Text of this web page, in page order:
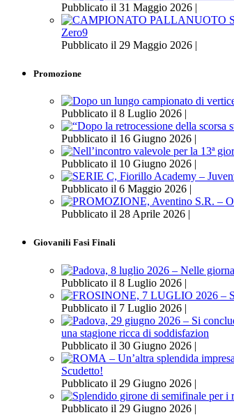
Pubblicato il 31 Maggio 2026 |
Zero9
Pubblicato il 29 Maggio 2026 |
Promozione
Pubblicato il 8 Luglio 2026 |
Pubblicato il 16 Giugno 2026 |
Pubblicato il 10 Giugno 2026 |
Pubblicato il 6 Maggio 2026 |
Pubblicato il 28 Aprile 2026 |
Giovanili Fasi Finali
Pubblicato il 8 Luglio 2026 |
Pubblicato il 7 Luglio 2026 |
una stagione ricca di soddisfazion
Pubblicato il 30 Giugno 2026 |
Scudetto!
Pubblicato il 29 Giugno 2026 |
Pubblicato il 29 Giugno 2026 |